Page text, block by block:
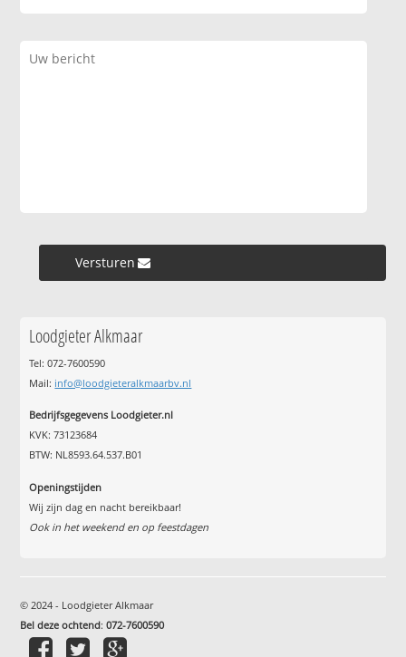
Versturen »
Loodgieter Alkmaar
Tel: 072-7600590
Mail: info@loodgieteralkmaarbv.nl
Bedrijfsgegevens Loodgieter.nl
KVK: 73123684
BTW: NL8593.64.537.B01
Openingstijden
Wij zijn dag en nacht bereikbaar!
Ook in het weekend en op feestdagen
© 2024 - Loodgieter Alkmaar
Bel deze ochtend:072-7600590